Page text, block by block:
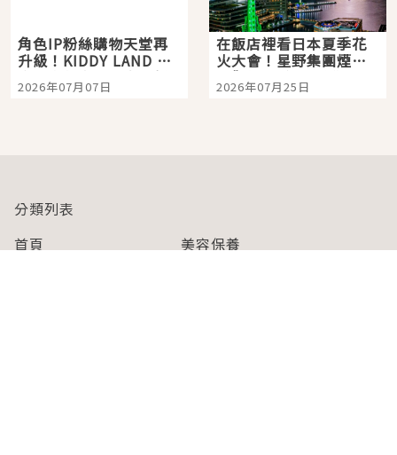
角色IP粉絲購物天堂再
升級！KIDDY LAND 原
宿店吉伊卡哇迎客，新
開幕 OMOKADO 店3分
2026年07月07日
在飯店裡看日本夏季花
火大會！星野集團煙火
景觀飯店6選，讓你不用
人擠人悠閒欣賞
2026年07月25日
分類列表
首頁
美容保養